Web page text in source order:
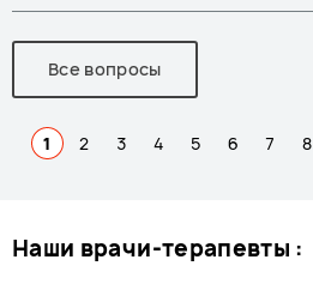
Все вопросы
1 2 3 4 5 6 7 8
наши врачи-терапевты :